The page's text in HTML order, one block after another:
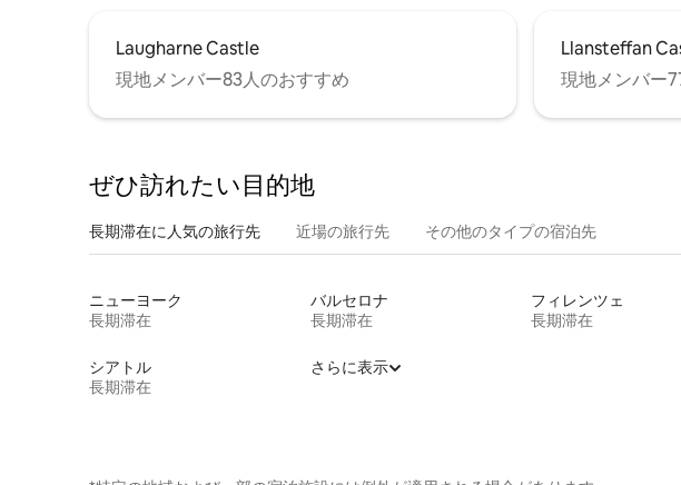
Laugharne Castle
現地メンバー83人のおすすめ
Llansteffan
現地メンバー
ぜひ訪⁠れ⁠た⁠い目⁠的⁠地
長期滞在に人気の旅行先 近場の旅行先 その他のタ⁠イ⁠プ⁠の宿⁠泊⁠先
ニューヨーク
長期滞在
バルセロナ
長期滞在
フィレンツェ
長期滞在
シアトル
長期滞在
さらに表示